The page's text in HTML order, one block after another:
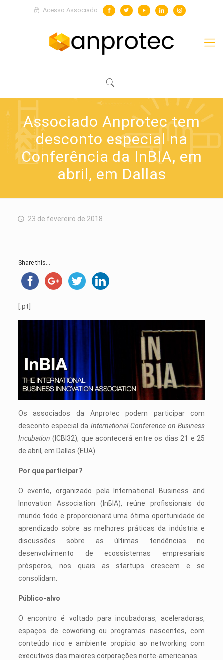
Acesso Associado
Associado Anprotec tem
desconto especial na
Conferência da InBIA, em
abril, em Dallas
23 de fevereiro de 2018
Share this...
[:pt]
Os associados da Anprotec podem participar com
desconto especial da International Conference on Business
Incubation (ICBI32), que acontecerá entre os dias 21 e 25
de abril, em Dallas (EUA).
Por que participar?
O evento, organizado pela International Business and
Innovation Association (InBIA), reúne profissionais do
mundo todo e proporcionará uma ótima oportunidade de
aprendizado sobre as melhores práticas da indústria e
discussões sobre as últimas tendências no
desenvolvimento de ecossistemas empresariais
prósperos, nos quais as startups crescem e se
consolidam.
Público-alvo
O encontro é voltado para incubadoras, aceleradoras,
espaços de coworking ou programas nascentes, com
conteúdo rico e ambiente propício ao networking com
executivos das maiores corporações norte-americanas.